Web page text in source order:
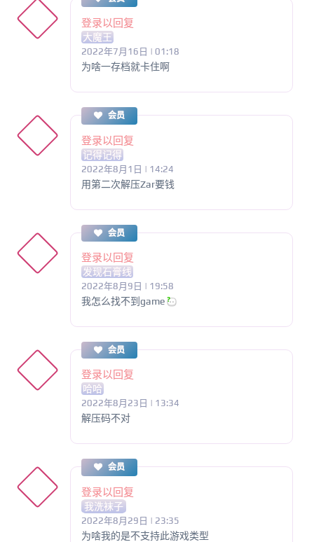
登录以回复
大魔王
2022年7月16日 | 01:18
为啥一存档就卡住啊
会员
登录以回复
记得记得
2022年8月1日 | 14:24
用第二次解压Zar要钱
会员
登录以回复
发现石膏线
2022年8月9日 | 19:58
我怎么找不到game
会员
登录以回复
哈哈
2022年8月23日 | 13:34
解压码不对
会员
登录以回复
我洗袜子
2022年8月29日 | 23:35
为啥我的是不支持此游戏类型